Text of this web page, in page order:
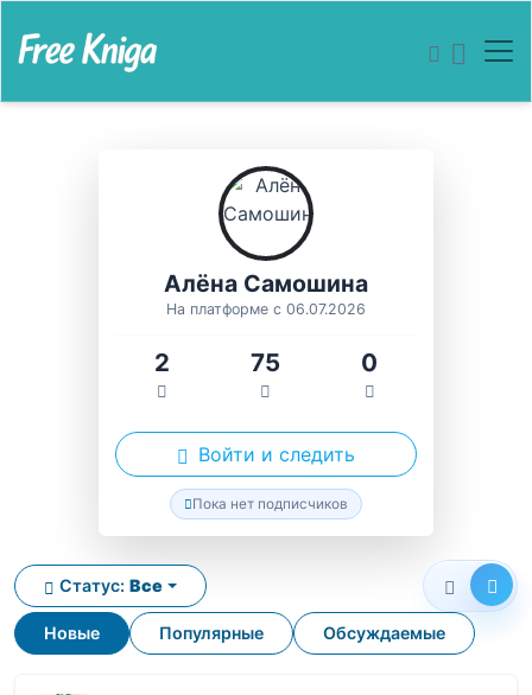
Алёна Самошина
На платформе с 06.07.2026
2 75 0
Войти и следить
Пока нет подписчиков
Новые Популярные Обсуждаемые
Статус: Все